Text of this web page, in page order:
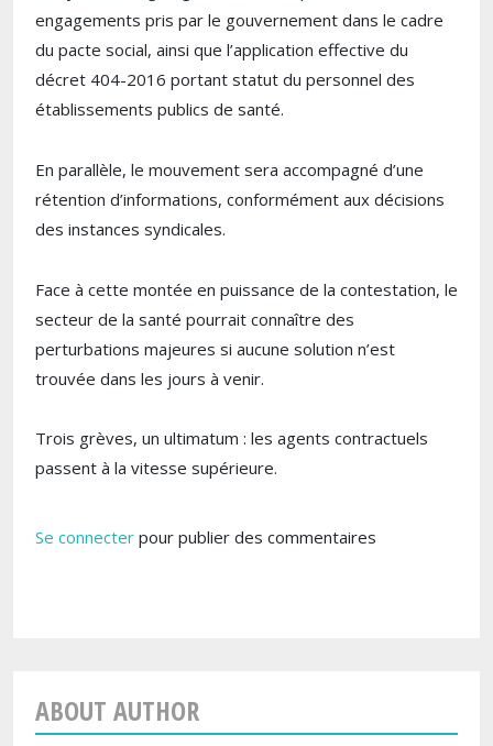
engagements pris par le gouvernement dans le cadre
du pacte social, ainsi que l’application effective du
décret 404-2016 portant statut du personnel des
établissements publics de santé.
En parallèle, le mouvement sera accompagné d’une
rétention d’informations, conformément aux décisions
des instances syndicales.
Face à cette montée en puissance de la contestation, le
secteur de la santé pourrait connaître des
perturbations majeures si aucune solution n’est
trouvée dans les jours à venir.
Trois grèves, un ultimatum : les agents contractuels
passent à la vitesse supérieure.
Se connecter pour publier des commentaires
ABOUT AUTHOR